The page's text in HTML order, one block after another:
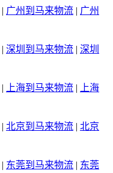
| 广州到马来物流 | 广州
| 深圳到马来物流 | 深圳
| 上海到马来物流 |
上海
| 北京到马来物流 | 北京
| 东莞到马来物流 | 东莞